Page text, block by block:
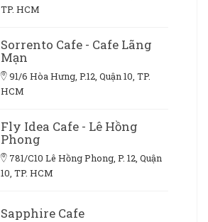
TP. HCM
Sorrento Cafe - Cafe Lãng
Mạn
91/6 Hòa Hưng, P.12, Quận 10, TP.
HCM
Fly Idea Cafe - Lê Hồng
Phong
781/C10 Lê Hồng Phong, P. 12, Quận
10, TP. HCM
Sapphire Cafe